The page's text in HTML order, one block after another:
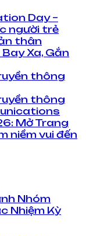
Day –
người trẻ
thân
Xa, Gắn
thông
thông
Mở Trang
niềm vui đến
Nhóm
Nhiệm Kỳ